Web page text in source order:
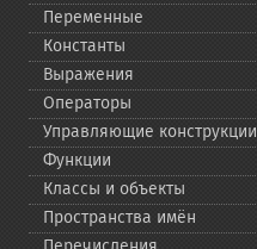
Переменные
Константы
Выражения
Операторы
Управляющие конструкции
Функции
Классы и объекты
Пространства имён